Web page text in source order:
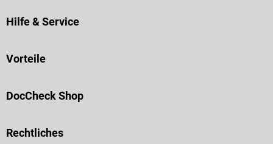
Hilfe & Service
Vorteile
DocCheck Shop
Rechtliches